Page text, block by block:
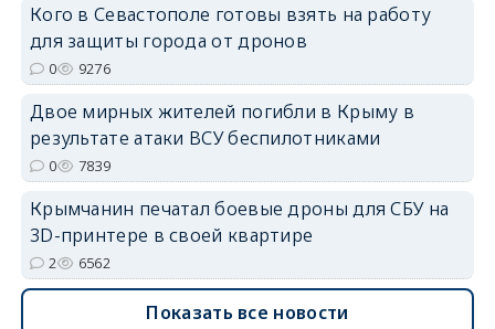
Кого в Севастополе готовы взять на работу
для защиты города от дронов
0 9276
Двое мирных жителей погибли в Крыму в
результате атаки ВСУ беспилотниками
0 7839
Крымчанин печатал боевые дроны для СБУ на
3D-принтере в своей квартире
2 6562
Показать все новости